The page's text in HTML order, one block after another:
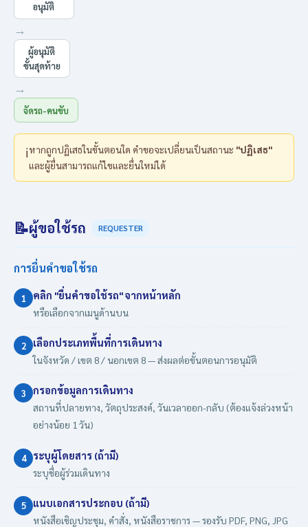
อนุมัติ
→
ผู้อนุมัติ
ขั้นสุดท้าย
→
จัดรถ-คนขับ
ℹ️หากถูกปฏิเสธในขั้นตอนใด คำขอจะเปลี่ยนเป็นสถานะ "ปฏิเสธ"
และผู้ยื่นสามารถแก้ไขและยื่นใหม่ได้
📝ผู้ขอใช้รถ REQUESTER
การยื่นคำขอใช้รถ
1
คลิก "ยื่นคำขอใช้รถ" จากหน้าหลัก
หรือเลือกจากเมนูด้านบน
2
เลือกประเภทพื้นที่การเดินทาง
ในจังหวัด / เขต 8 / นอกเขต 8 — ส่งผลต่อขั้นตอนการอนุมัติ
3
กรอกข้อมูลการเดินทาง
สถานที่ปลายทาง, วัตถุประสงค์, วันเวลาออก-กลับ (ต้องแจ้งล่วงหน้า
อย่างน้อย 1 วัน)
4
ระบุผู้โดยสาร (ถ้ามี)
ระบุชื่อผู้ร่วมเดินทาง
5
แนบเอกสารประกอบ (ถ้ามี)
หนังสือเชิญประชุม, คำสั่ง, หนังสือราชการ — รองรับ PDF, PNG, JPG